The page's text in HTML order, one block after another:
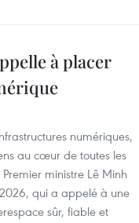
à placer
numériques,
au cœur de toutes les
ministre Lê Minh
qui a appelé à une
sûr, fiable et